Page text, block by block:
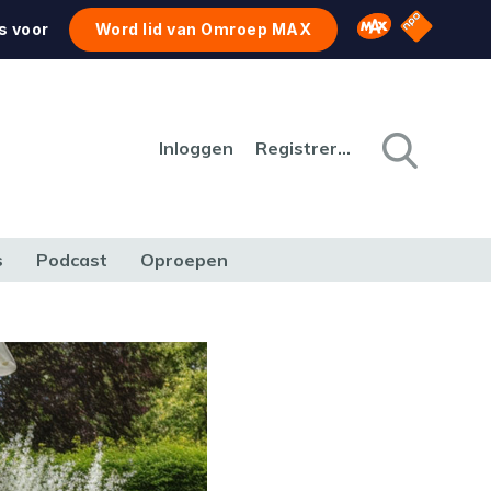
voor Word lid van Omroep MAX Omroep MAX
NPO
Inloggen Registreren
Podcast Oproepen